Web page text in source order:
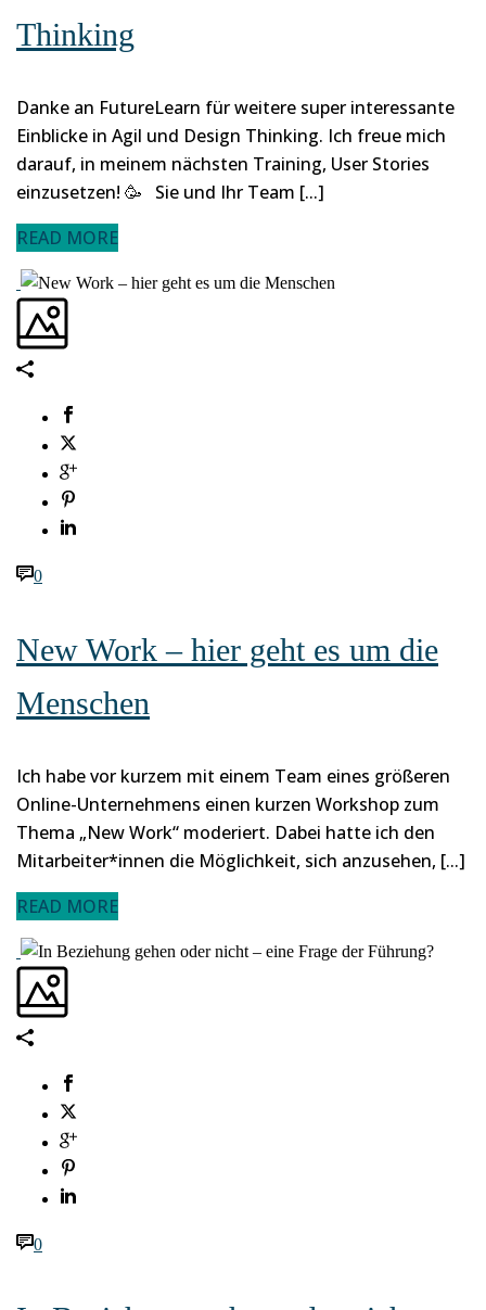
Thinking
Danke an FutureLearn für weitere super interessante
Einblicke in Agil und Design Thinking. Ich freue mich
darauf, in meinem nächsten Training, User Stories
einzusetzen! 🥳 Sie und Ihr Team [...]
READ MORE
0
New Work – hier geht es um die
Menschen
Ich habe vor kurzem mit einem Team eines größeren
Online-Unternehmens einen kurzen Workshop zum
Thema „New Work“ moderiert. Dabei hatte ich den
Mitarbeiter*innen die Möglichkeit, sich anzusehen, [...]
READ MORE
0